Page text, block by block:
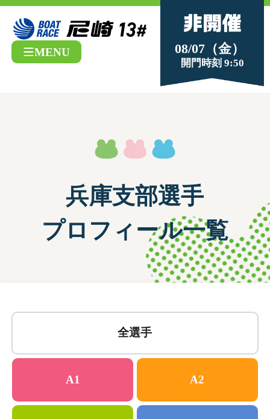
08/07（金）
開門時刻 9:50
MENU
兵庫支部選手
プロフィール一覧
全選手
A1 A2